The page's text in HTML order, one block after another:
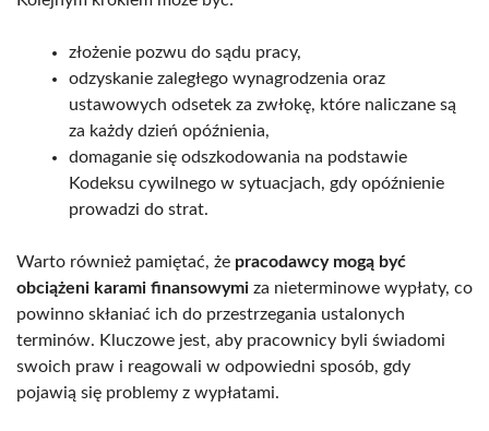
złożenie pozwu do sądu pracy,
odzyskanie zaległego wynagrodzenia oraz
ustawowych odsetek za zwłokę, które naliczane są
za każdy dzień opóźnienia,
domaganie się odszkodowania na podstawie
Kodeksu cywilnego w sytuacjach, gdy opóźnienie
prowadzi do strat.
Warto również pamiętać, że pracodawcy mogą być
obciążeni karami finansowymi za nieterminowe wypłaty, co
powinno skłaniać ich do przestrzegania ustalonych
terminów. Kluczowe jest, aby pracownicy byli świadomi
swoich praw i reagowali w odpowiedni sposób, gdy
pojawią się problemy z wypłatami.